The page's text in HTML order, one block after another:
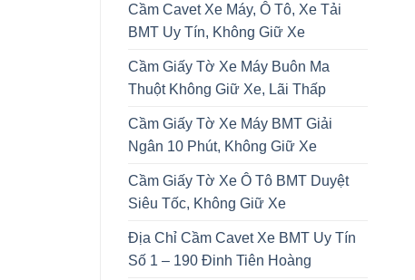
Cầm Cavet Xe Máy, Ô Tô, Xe Tải
BMT Uy Tín, Không Giữ Xe
Cầm Giấy Tờ Xe Máy Buôn Ma
Thuột Không Giữ Xe, Lãi Thấp
Cầm Giấy Tờ Xe Máy BMT Giải
Ngân 10 Phút, Không Giữ Xe
Cầm Giấy Tờ Xe Ô Tô BMT Duyệt
Siêu Tốc, Không Giữ Xe
Địa Chỉ Cầm Cavet Xe BMT Uy Tín
Số 1 – 190 Đinh Tiên Hoàng